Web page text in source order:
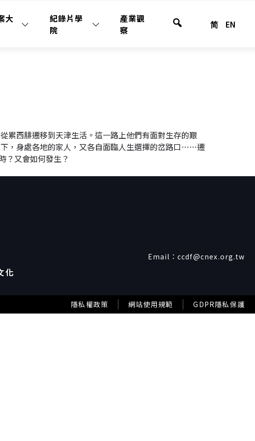
大
紀錄片學
院
產業觀
察
全
简 EN
累西腓遷移到天津生活。這一路上他們有面對生存的艱
，身處各地的家人，又各自面臨人生選擇的岔路口⋯⋯遷
？又會如何發生？
化
Email： ccdf@cnex.org.tw
隱私權政策 網站使用規範 GDPR隱私保護